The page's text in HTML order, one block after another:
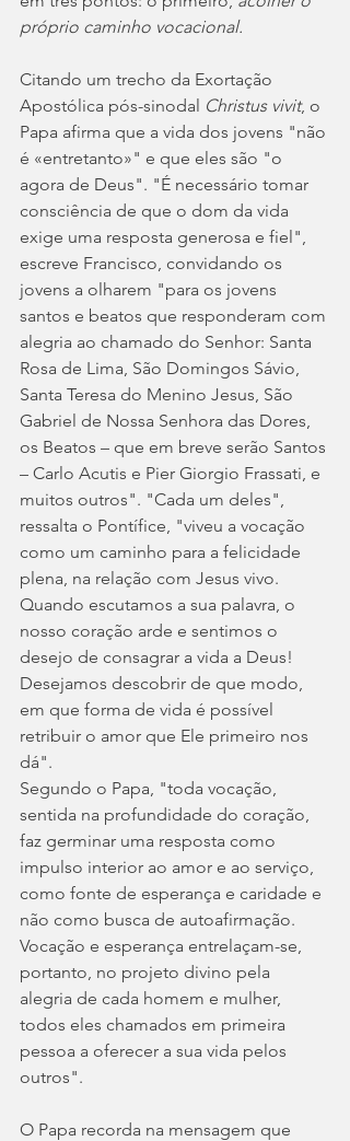
próprio caminho vocacional.
Citando um trecho da Exortação
Apostólica pós-sinodal Christus vivit, o
Papa afirma que a vida dos jovens "não
é «entretanto»" e que eles são "o
agora de Deus". "É necessário tomar
consciência de que o dom da vida
exige uma resposta generosa e fiel",
escreve Francisco, convidando os
jovens a olharem "para os jovens
santos e beatos que responderam com
alegria ao chamado do Senhor: Santa
Rosa de Lima, São Domingos Sávio,
Santa Teresa do Menino Jesus, São
Gabriel de Nossa Senhora das Dores,
os Beatos – que em breve serão Santos
– Carlo Acutis e Pier Giorgio Frassati, e
muitos outros". "Cada um deles",
ressalta o Pontífice, "viveu a vocação
como um caminho para a felicidade
plena, na relação com Jesus vivo.
Quando escutamos a sua palavra, o
nosso coração arde e sentimos o
desejo de consagrar a vida a Deus!
Desejamos descobrir de que modo,
em que forma de vida é possível
retribuir o amor que Ele primeiro nos
dá".
Segundo o Papa, "toda vocação,
sentida na profundidade do coração,
faz germinar uma resposta como
impulso interior ao amor e ao serviço,
como fonte de esperança e caridade e
não como busca de autoafirmação.
Vocação e esperança entrelaçam-se,
portanto, no projeto divino pela
alegria de cada homem e mulher,
todos eles chamados em primeira
pessoa a oferecer a sua vida pelos
outros".
O Papa recorda na mensagem que